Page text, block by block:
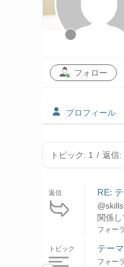
フォロー
プロフィール
トピック: 1 / 返信:
返信 RE:
関係
フォー
トピック テー
フォー